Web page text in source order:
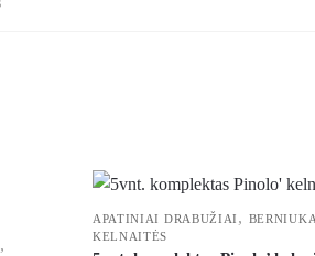
,
APATINIAI DRABUŽIAI ,
KELNAITĖS